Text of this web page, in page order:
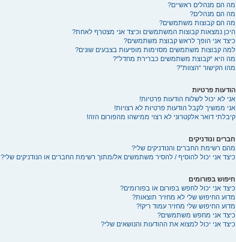
מה הם מנהלים ראשיים?
מה הם מנהלים?
מה הם קבוצות משתמשים?
היכן נמצאות קבוצות המשתמשים וכיצד אני מצטרף לאחת?
כיצד אני הופך לראש קבוצת משתמשים?
למה קבוצות משתמשים מסוימות מופיעות בצבעים שונים?
מה היא “קבוצת משתמשים כברירת מחדל”?
מהו הקישור “הצוות”?
הודעות פרטיות
אני לא יכול לשלוח הודעות פרטיות!
אני ממשיך לקבל הודעות פרטיות לא רצויות!
קיבלתי דואר אלקטרוני לא רצוי ממישהו מהפורום הזה!
חברים ונודניקים
מהם רשימת החברים והנודניקים שלי?
כיצד אני יכול להוסיף / להסיר משתמשים אל/מתוך רשימת החברים או הנודניקים שלי?
חיפוש בפורומים
כיצד אני יכול לחפש בפורום או בפורומים?
מדוע החיפוש שלי לא מחזיר תוצאות?
מדוע החיפוש שלי מחזיר עמוד ריק!?
כיצד אני מחפש משתמשים?
כיצד אני יכול למצוא את ההודעות והנושאים שלי?